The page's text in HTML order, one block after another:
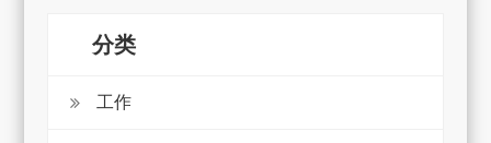
分类
工作